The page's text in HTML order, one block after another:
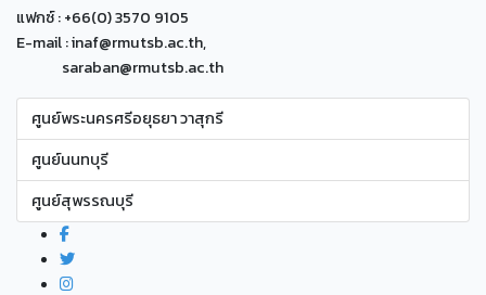
แฟกซ์ : +66(0) 3570 9105
E-mail : inaf@rmutsb.ac.th,
saraban@rmutsb.ac.th
ศูนย์พระนครศรีอยุธยา วาสุกรี
ศูนย์นนทบุรี
ศูนย์สุพรรณบุรี